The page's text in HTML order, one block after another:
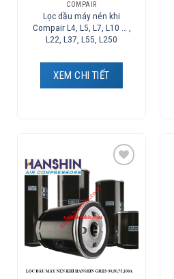
COMPAIR
Lọc dầu máy nén khi
Compair L4, L5, L7, L10 … ,
L22, L37, L55, L250
XEM CHI TIẾT
Wishlist